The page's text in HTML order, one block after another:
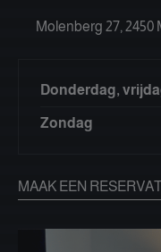
Molenberg 27, 2450
Donderdag,
Zondag
MAAK EEN